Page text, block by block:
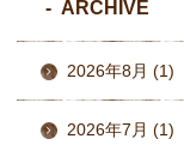
ARCHIVE
2026年8月 (1)
2026年7月 (1)